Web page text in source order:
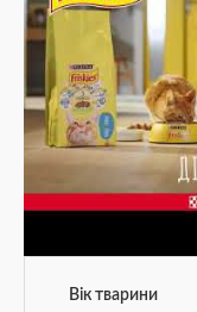
Вік тварини